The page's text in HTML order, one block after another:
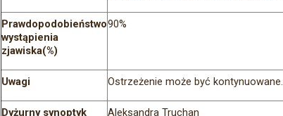
Prawdopodobieństwo
wystąpienia
zjawiska(%)
90%
Uwagi Ostrzeżenie może być kontynuowane.
Dyżurny synoptyk Aleksandra Truchan